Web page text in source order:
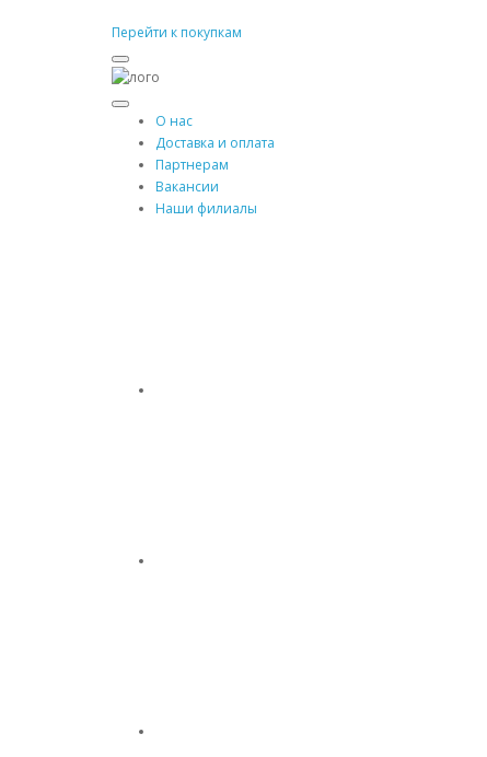
Перейти к покупкам
О нас
Доставка и оплата
Партнерам
Вакансии
Наши филиалы